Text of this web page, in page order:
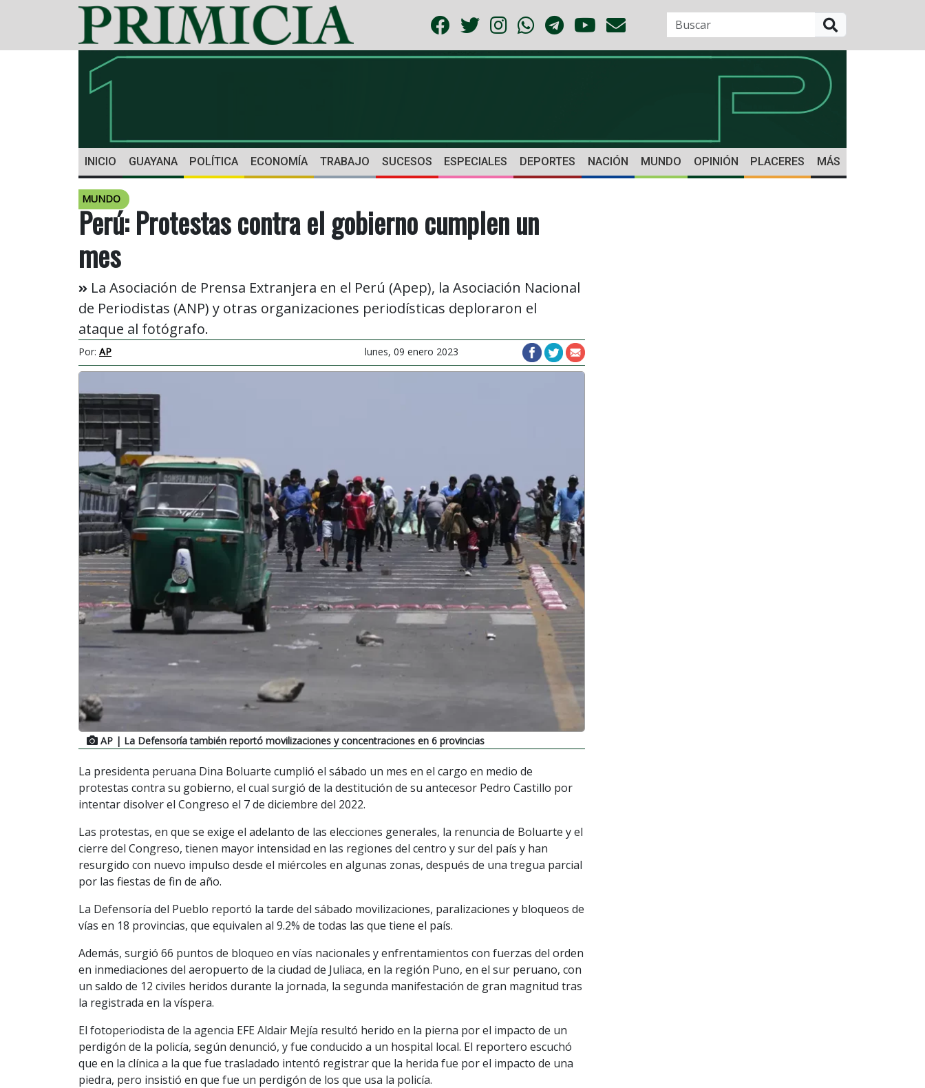
INICIO GUAYANA POLÍTICA ECONOMÍA TRABAJO SUCESOS ESPECIALES DEPORTES NACIÓN MUNDO OPINIÓN PLACERES MÁS
MUNDO
Perú: Protestas contra el gobierno cumplen un
mes
La Asociación de Prensa Extranjera en el Perú (Apep), la Asociación Nacional
de Periodistas (ANP) y otras organizaciones periodísticas deploraron el
ataque al fotógrafo.
Por: AP lunes, 09 enero 2023
AP | La Defensoría también reportó movilizaciones y concentraciones en 6 provincias
La presidenta peruana Dina Boluarte cumplió el sábado un mes en el cargo en medio de
protestas contra su gobierno, el cual surgió de la destitución de su antecesor Pedro Castillo por
intentar disolver el Congreso el 7 de diciembre del 2022.
Las protestas, en que se exige el adelanto de las elecciones generales, la renuncia de Boluarte y el
cierre del Congreso, tienen mayor intensidad en las regiones del centro y sur del país y han
resurgido con nuevo impulso desde el miércoles en algunas zonas, después de una tregua parcial
por las fiestas de fin de año.
La Defensoría del Pueblo reportó la tarde del sábado movilizaciones, paralizaciones y bloqueos de
vías en 18 provincias, que equivalen al 9.2% de todas las que tiene el país.
Además, surgió 66 puntos de bloqueo en vías nacionales y enfrentamientos con fuerzas del orden
en inmediaciones del aeropuerto de la ciudad de Juliaca, en la región Puno, en el sur peruano, con
un saldo de 12 civiles heridos durante la jornada, la segunda manifestación de gran magnitud tras
la registrada en la víspera.
El fotoperiodista de la agencia EFE Aldair Mejía resultó herido en la pierna por el impacto de un
perdigón de la policía, según denunció, y fue conducido a un hospital local. El reportero escuchó
que en la clínica a la que fue trasladado intentó registrar que la herida fue por el impacto de una
piedra, pero insistió en que fue un perdigón de los que usa la policía.